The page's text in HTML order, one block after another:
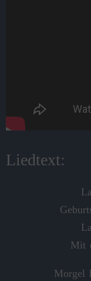
Liedtext:
Mit
Morgel